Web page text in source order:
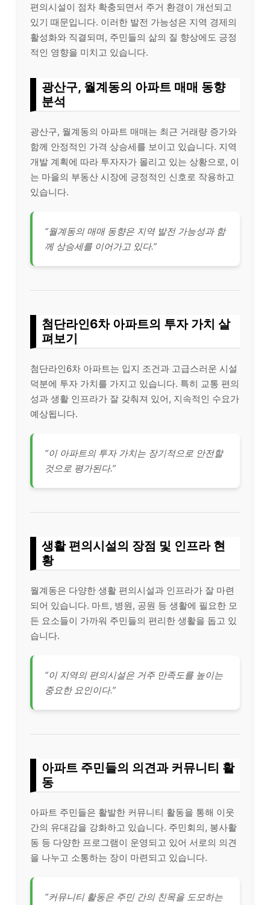
편의시설이 점차 확충되면서 주거 환경이 개선되고
있기 때문입니다. 이러한 발전 가능성은 지역 경제의
활성화와 직결되며, 주민들의 삶의 질 향상에도 긍정
적인 영향을 미치고 있습니다.
광산구, 월계동의 아파트 매매 동향
분석
광산구, 월계동의 아파트 매매는 최근 거래량 증가와
함께 안정적인 가격 상승세를 보이고 있습니다. 지역
개발 계획에 따라 투자자가 몰리고 있는 상황으로, 이
는 마을의 부동산 시장에 긍정적인 신호로 작용하고
있습니다.
“월계동의 매매 동향은 지역 발전 가능성과 함
께 상승세를 이어가고 있다.”
첨단라인6차 아파트의 투자 가치 살
펴보기
첨단라인6차 아파트는 입지 조건과 고급스러운 시설
덕분에 투자 가치를 가지고 있습니다. 특히 교통 편의
성과 생활 인프라가 잘 갖춰져 있어, 지속적인 수요가
예상됩니다.
“이 아파트의 투자 가치는 장기적으로 안전할
것으로 평가된다.”
생활 편의시설의 장점 및 인프라 현
황
월계동은 다양한 생활 편의시설과 인프라가 잘 마련
되어 있습니다. 마트, 병원, 공원 등 생활에 필요한 모
든 요소들이 가까워 주민들의 편리한 생활을 돕고 있
습니다.
“이 지역의 편의시설은 거주 만족도를 높이는
중요한 요인이다.”
아파트 주민들의 의견과 커뮤니티 활
동
아파트 주민들은 활발한 커뮤니티 활동을 통해 이웃
간의 유대감을 강화하고 있습니다. 주민회의, 봉사활
동 등 다양한 프로그램이 운영되고 있어 서로의 의견
을 나누고 소통하는 장이 마련되고 있습니다.
“커뮤니티 활동은 주민 간의 친목을 도모하는